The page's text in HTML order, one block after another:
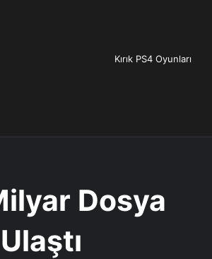
Kırık PS4 Oyunları
Dosya